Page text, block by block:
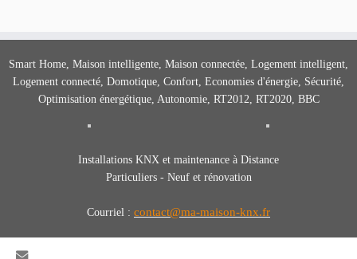
Smart Home, Maison intelligente, Maison connectée, Logement intelligent,
Logement connecté, Domotique, Confort, Economies d'énergie, Sécurité,
Optimisation énergétique, Autonomie, RT2012, RT2020, BBC
Installations KNX et maintenance à Distance
Particuliers - Neuf et rénovation
Courriel : contact@ma-maison-knx.fr